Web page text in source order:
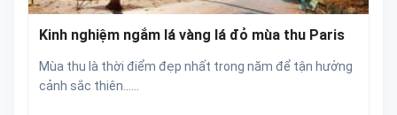
Kinh nghiệm ngắm lá vàng lá đỏ mùa thu Paris
Mùa thu là thời điểm đẹp nhất trong năm để tận hưởng
cảnh sắc thiên...…